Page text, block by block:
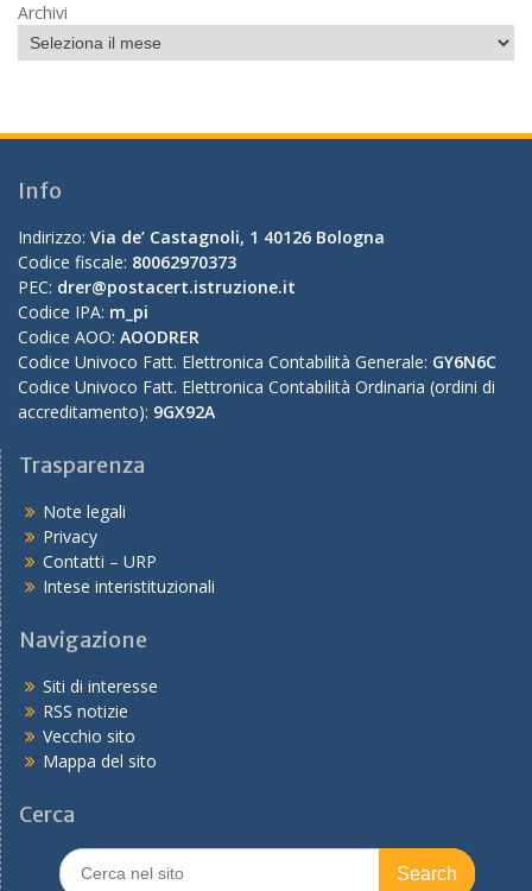
Archivi
Info
Indirizzo: Via de’ Castagnoli, 1 40126 Bologna
Codice fiscale: 80062970373
PEC: drer@postacert.istruzione.it
Codice IPA: m_pi
Codice AOO: AOODRER
Codice Univoco Fatt. Elettronica Contabilità Generale: GY6N6C
Codice Univoco Fatt. Elettronica Contabilità Ordinaria (ordini di
accreditamento): 9GX92A
Trasparenza
Note legali
Privacy
Contatti – URP
Intese interistituzionali
Navigazione
Siti di interesse
RSS notizie
Vecchio sito
Mappa del sito
Cerca
Search
for: